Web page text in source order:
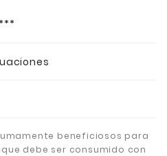
beneficiosos para
debe ser consumido con